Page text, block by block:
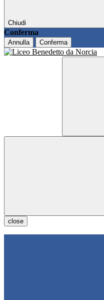
Chiudi
Conferma
Annulla Conferma
close